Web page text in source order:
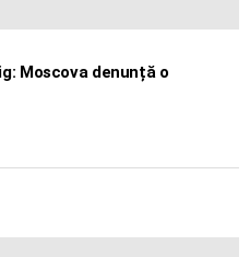
Moscova denunță o